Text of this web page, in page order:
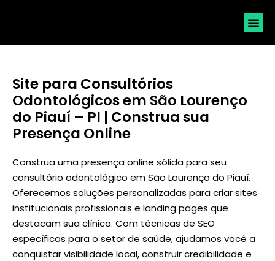
Site para Consultórios
Odontológicos em São Lourenço
do Piauí – PI | Construa sua
Presença Online
Construa uma presença online sólida para seu
consultório odontológico em São Lourenço do Piauí.
Oferecemos soluções personalizadas para criar sites
institucionais profissionais e landing pages que
destacam sua clínica. Com técnicas de SEO
específicas para o setor de saúde, ajudamos você a
conquistar visibilidade local, construir credibilidade e